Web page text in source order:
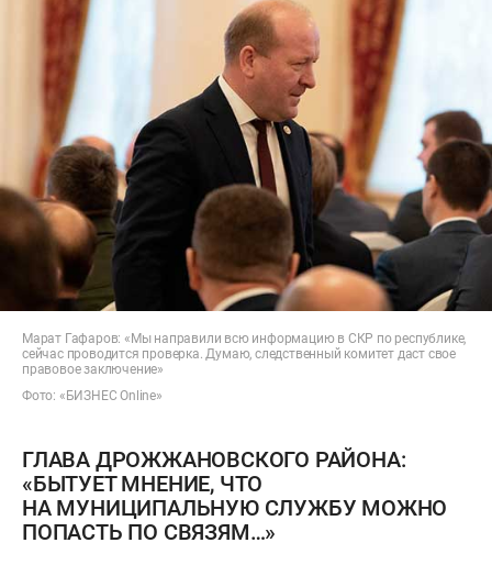
Марат Гафаров: «Мы направили всю информацию в СКР по республике,
сейчас проводится проверка. Думаю, следственный комитет даст свое
правовое заключение»
Фото: «БИЗНЕС Online»
ГЛАВА ДРОЖЖАНОВСКОГО РАЙОНА:
«БЫТУЕТ МНЕНИЕ, ЧТО
НА МУНИЦИПАЛЬНУЮ СЛУЖБУ МОЖНО
ПОПАСТЬ ПО СВЯЗЯМ…»